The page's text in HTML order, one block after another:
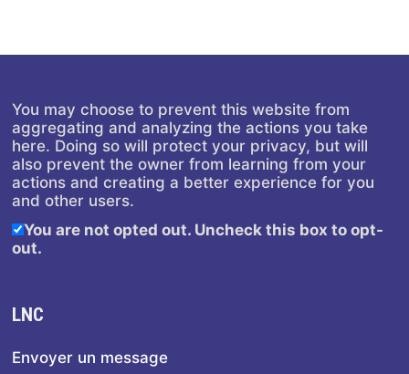
You may choose to prevent this website from
aggregating and analyzing the actions you take
here. Doing so will protect your privacy, but will
also prevent the owner from learning from your
actions and creating a better experience for you
and other users.
You are not opted out. Uncheck this box to opt-
out.
LNC
Envoyer un message